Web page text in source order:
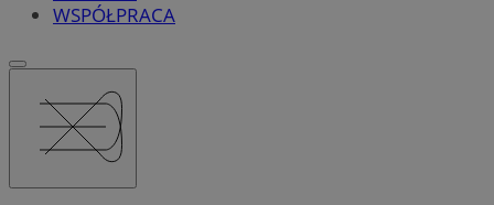
WSPÓŁPRACA